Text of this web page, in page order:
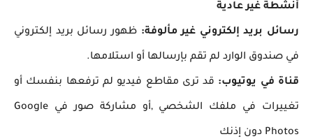
أنشطة غير عادية
رسائل بريد إلكتروني غير مألوفة: ظهور رسائل بريد إلكتروني
في صندوق الوارد لم تقم بإرسالها أو استلامها.
قناة في يوتيوب: قد ترى مقاطع فيديو لم ترفعها بنفسك أو
تغييرات في ملفك الشخصي ,أو مشاركة صور في Google
Photos دون إذنك